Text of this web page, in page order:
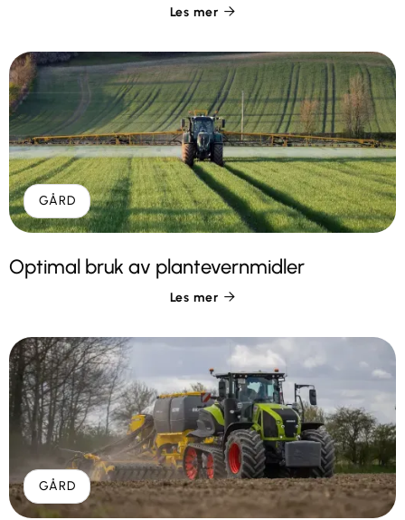
Les mer 
GÅRD
Optimal bruk av plantevernmidler
Les mer 
GÅRD